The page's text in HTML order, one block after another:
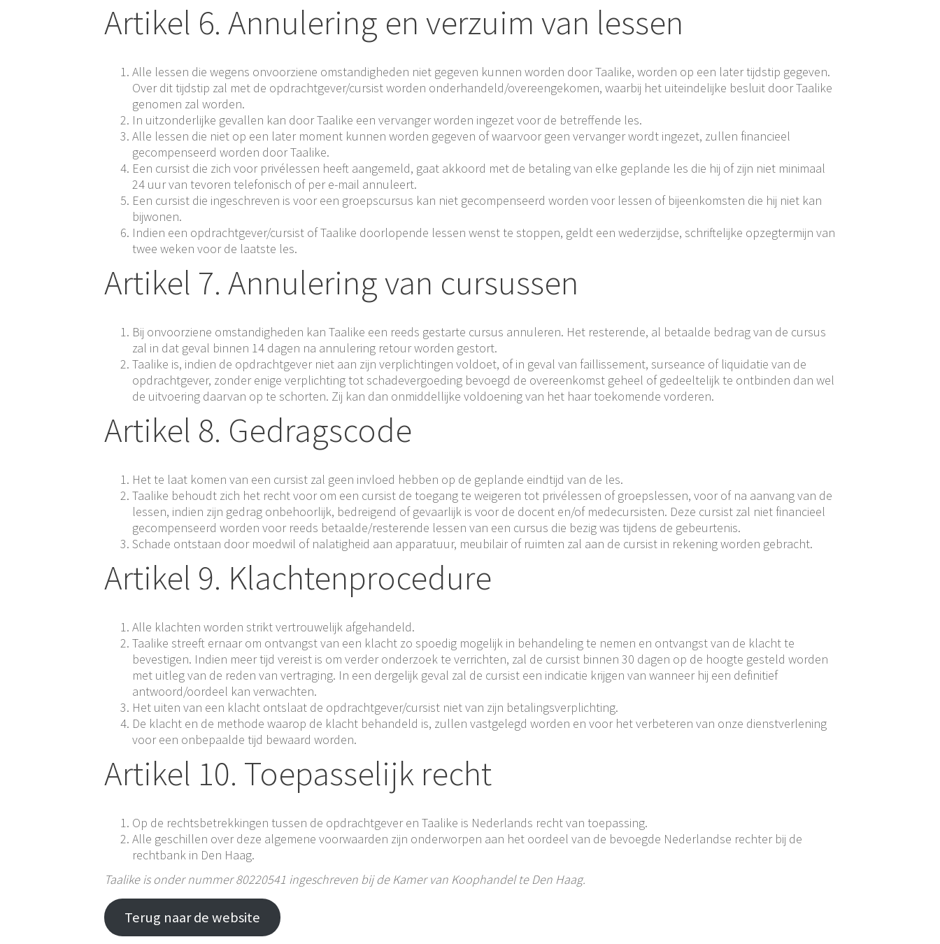
Artikel 6. Annulering en verzuim van lessen
Alle lessen die wegens onvoorziene omstandigheden niet gegeven kunnen worden door Taalike, worden op een later tijdstip gegeven.
Over dit tijdstip zal met de opdrachtgever/cursist worden onderhandeld/overeengekomen, waarbij het uiteindelijke besluit door Taalike
genomen zal worden.
In uitzonderlijke gevallen kan door Taalike een vervanger worden ingezet voor de betreffende les.
Alle lessen die niet op een later moment kunnen worden gegeven of waarvoor geen vervanger wordt ingezet, zullen financieel
gecompenseerd worden door Taalike.
Een cursist die zich voor privélessen heeft aangemeld, gaat akkoord met de betaling van elke geplande les die hij of zijn niet minimaal
24 uur van tevoren telefonisch of per e-mail annuleert.
Een cursist die ingeschreven is voor een groepscursus kan niet gecompenseerd worden voor lessen of bijeenkomsten die hij niet kan
bijwonen.
Indien een opdrachtgever/cursist of Taalike doorlopende lessen wenst te stoppen, geldt een wederzijdse, schriftelijke opzegtermijn van
twee weken voor de laatste les.
Artikel 7. Annulering van cursussen
Bij onvoorziene omstandigheden kan Taalike een reeds gestarte cursus annuleren. Het resterende, al betaalde bedrag van de cursus
zal in dat geval binnen 14 dagen na annulering retour worden gestort.
Taalike is, indien de opdrachtgever niet aan zijn verplichtingen voldoet, of in geval van faillissement, surseance of liquidatie van de
opdrachtgever, zonder enige verplichting tot schadevergoeding bevoegd de overeenkomst geheel of gedeeltelijk te ontbinden dan wel
de uitvoering daarvan op te schorten. Zij kan dan onmiddellijke voldoening van het haar toekomende vorderen.
Artikel 8. Gedragscode
Het te laat komen van een cursist zal geen invloed hebben op de geplande eindtijd van de les.
Taalike behoudt zich het recht voor om een cursist de toegang te weigeren tot privélessen of groepslessen, voor of na aanvang van de
lessen, indien zijn gedrag onbehoorlijk, bedreigend of gevaarlijk is voor de docent en/of medecursisten. Deze cursist zal niet financieel
gecompenseerd worden voor reeds betaalde/resterende lessen van een cursus die bezig was tijdens de gebeurtenis.
Schade ontstaan door moedwil of nalatigheid aan apparatuur, meubilair of ruimten zal aan de cursist in rekening worden gebracht.
Artikel 9. Klachtenprocedure
Alle klachten worden strikt vertrouwelijk afgehandeld.
Taalike streeft ernaar om ontvangst van een klacht zo spoedig mogelijk in behandeling te nemen en ontvangst van de klacht te
bevestigen. Indien meer tijd vereist is om verder onderzoek te verrichten, zal de cursist binnen 30 dagen op de hoogte gesteld worden
met uitleg van de reden van vertraging. In een dergelijk geval zal de cursist een indicatie krijgen van wanneer hij een definitief
antwoord/oordeel kan verwachten.
Het uiten van een klacht ontslaat de opdrachtgever/cursist niet van zijn betalingsverplichting.
De klacht en de methode waarop de klacht behandeld is, zullen vastgelegd worden en voor het verbeteren van onze dienstverlening
voor een onbepaalde tijd bewaard worden.
Artikel 10. Toepasselijk recht
Op de rechtsbetrekkingen tussen de opdrachtgever en Taalike is Nederlands recht van toepassing.
Alle geschillen over deze algemene voorwaarden zijn onderworpen aan het oordeel van de bevoegde Nederlandse rechter bij de
rechtbank in Den Haag.
Taalike is onder nummer 80220541 ingeschreven bij de Kamer van Koophandel te Den Haag.
Terug naar de website